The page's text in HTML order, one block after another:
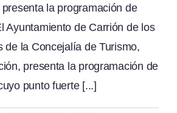
la programación de
Ayuntamiento de Carrión de los
de la Concejalía de Turismo,
presenta la programación de
punto fuerte [...]